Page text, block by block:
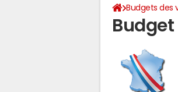
Budgets des
Budget